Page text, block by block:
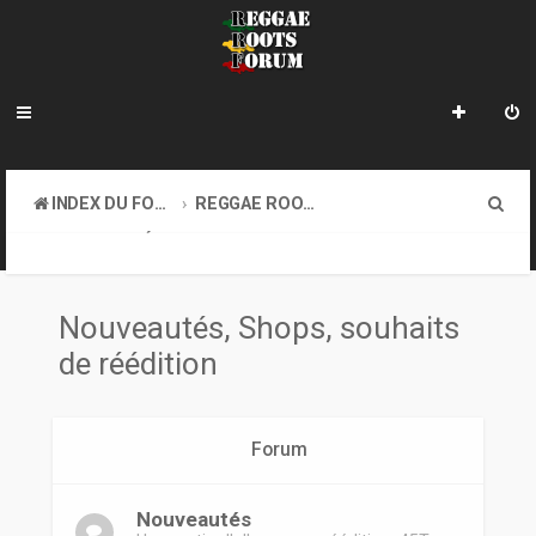
INDEX DU FORUM
REGGAE ROOTS MUSIC
Nouveautés, Shops, souhaits
de réédition
Forum
Nouveautés